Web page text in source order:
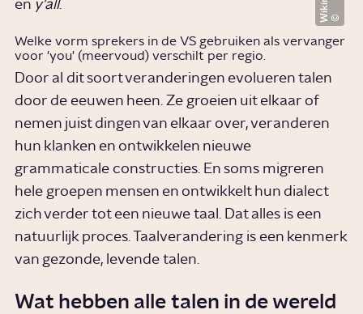
en y’all.
Welke vorm sprekers in de VS gebruiken als vervanger
voor 'you' (meervoud) verschilt per regio.
Door al dit soort veranderingen evolueren talen
door de eeuwen heen. Ze groeien uit elkaar of
nemen juist dingen van elkaar over, veranderen
hun klanken en ontwikkelen nieuwe
grammaticale constructies. En soms migreren
hele groepen mensen en ontwikkelt hun dialect
zich verder tot een nieuwe taal. Dat alles is een
natuurlijk proces. Taalverandering is een kenmerk
van gezonde, levende talen.
Wat hebben alle talen in de wereld